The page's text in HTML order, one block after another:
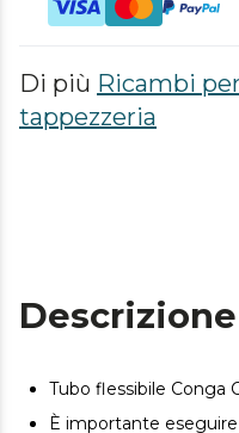
Di più Ricambi
tappezzeria
Descrizione
Tubo flessibile Conga
È importante